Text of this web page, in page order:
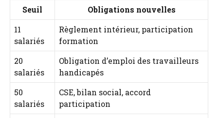
Seuil
Obligations nouvelles
11
salariés
Règlement intérieur, participation
formation
20
salariés
Obligation d’emploi des travailleurs
handicapés
50
salariés
CSE, bilan social, accord
participation